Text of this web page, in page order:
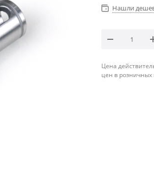
Нашли
Цена
цен в розничных